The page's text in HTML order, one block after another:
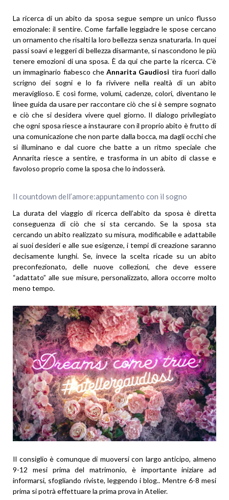
La ricerca di un abito da sposa segue sempre un unico flusso
emozionale: il sentire. Come farfalle leggiadre le spose cercano
un ornamento che risalti la loro bellezza senza snaturarla. In quei
passi soavi e leggeri di bellezza disarmante, si nascondono le più
tenere emozioni di una sposa. È da qui che parte la ricerca. C’è
un immaginario fiabesco che Annarita Gaudiosi tira fuori dallo
scrigno dei sogni e lo fa rivivere nella realtà di un abito
meraviglioso. E così forme, volumi, cadenze, colori, diventano le
linee guida da usare per raccontare ciò che si è sempre sognato
e ciò che si desidera vivere quel giorno. Il dialogo privilegiato
che ogni sposa riesce a instaurare con il proprio abito è frutto di
una comunicazione che non parte dalla bocca, ma dagli occhi che
si illuminano e dal cuore che batte a un ritmo speciale che
Annarita riesce a sentire, e trasforma in un abito di classe e
favoloso proprio come la sposa che lo indosserà.
Il countdown dell’amore:appuntamento con il sogno
La durata del viaggio di ricerca dell’abito da sposa è diretta
conseguenza di ciò che si sta cercando. Se la sposa sta
cercando un abito realizzato su misura, modificabile e adattabile
ai suoi desideri e alle sue esigenze, i tempi di creazione saranno
decisamente lunghi. Se, invece la scelta ricade su un abito
preconfezionato, delle nuove collezioni, che deve essere
“adattato” alle sue misure, personalizzato, allora occorre molto
meno tempo.
Il consiglio è comunque di muoversi con largo anticipo, almeno
9-12 mesi prima del matrimonio, è importante iniziare ad
informarsi, sfogliando riviste, leggendo i blog.. Mentre 6-8 mesi
prima si potrà effettuare la prima prova in Atelier.